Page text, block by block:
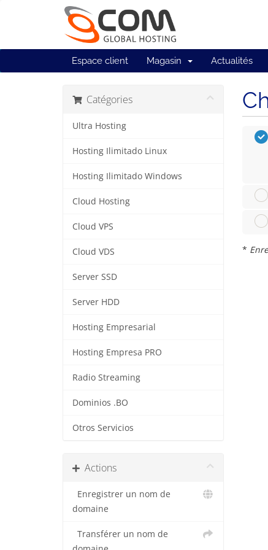
Espace client Magasin Actualités
Catégories
Ultra Hosting
Hosting Ilimitado Linux
Hosting Ilimitado Windows
Cloud Hosting
Cloud VPS
Cloud VDS
Server SSD
Server HDD
Hosting Empresarial
Hosting Empresa PRO
Radio Streaming
Dominios .BO
Otros Servicios
Actions
Enregistrer un nom de
domaine
Transférer un nom de
*